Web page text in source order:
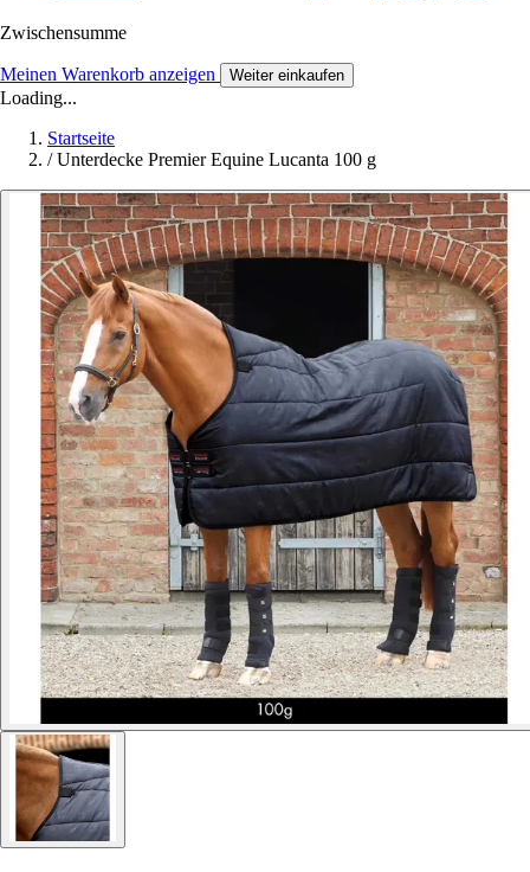
Zwischensumme
Meinen Warenkorb anzeigen Weiter einkaufen
Loading...
Startseite
/ Unterdecke Premier Equine Lucanta 100 g